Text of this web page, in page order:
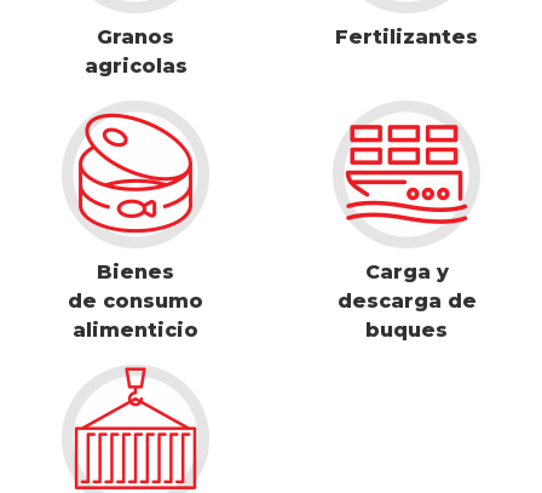
Granos
agricolas
Fertilizantes
Bienes
de consumo
alimenticio
Carga y
descarga de
buques